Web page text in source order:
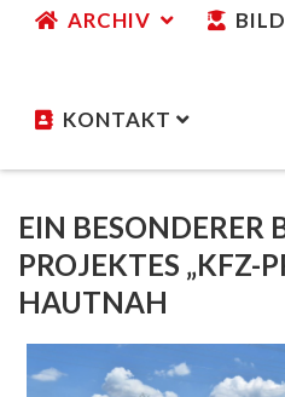
ARCHIV
KONTAKT
EIN BESONDERER
PROJEKTES
HAUTNAH